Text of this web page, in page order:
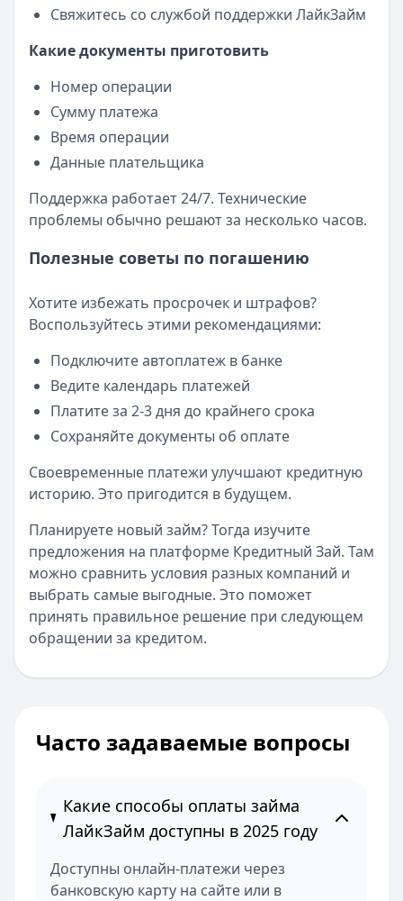
Свяжитесь со службой поддержки ЛайкЗайм
Какие документы приготовить
Номер операции
Сумму платежа
Время операции
Данные плательщика
Поддержка работает 24/7. Технические
проблемы обычно решают за несколько часов.
Полезные советы по погашению
Хотите избежать просрочек и штрафов?
Воспользуйтесь этими рекомендациями:
Подключите автоплатеж в банке
Ведите календарь платежей
Платите за 2-3 дня до крайнего срока
Сохраняйте документы об оплате
Своевременные платежи улучшают кредитную
историю. Это пригодится в будущем.
Планируете новый займ? Тогда изучите
предложения на платформе Кредитный Зай. Там
можно сравнить условия разных компаний и
выбрать самые выгодные. Это поможет
принять правильное решение при следующем
обращении за кредитом.
Часто задаваемые вопросы
Какие способы оплаты займа
ЛайкЗайм доступны в 2025 году
Доступны онлайн-платежи через
банковскую карту на сайте или в